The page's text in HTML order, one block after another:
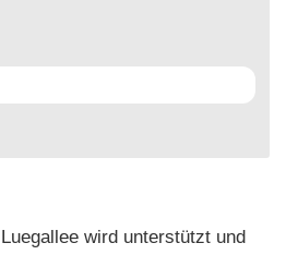
wird unterstützt und